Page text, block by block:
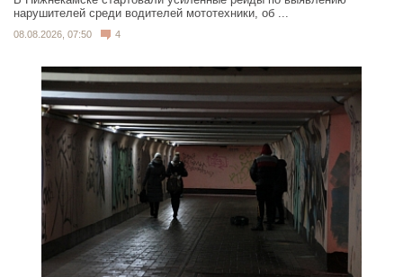
нарушителей среди водителей мототехники, об ...
08.08.2026, 07:50 4